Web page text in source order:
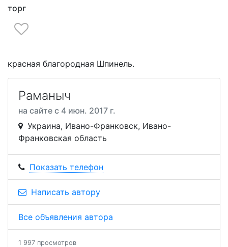
торг
красная благородная Шпинель.
Раманыч
на сайте с 4 июн. 2017 г.
Украина, Ивано-Франковск, Ивано-
Франковская область
Показать телефон
Написать автору
Все объявления автора
1 997 просмотров